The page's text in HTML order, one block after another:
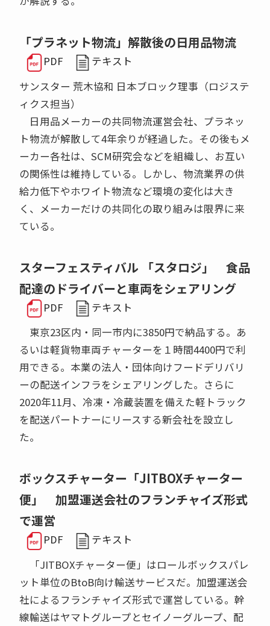
「プラネット物流」解散後の日用品物流
PDF
テキスト
サンスター 荒木協和 日本ブロック理事（ロジステ
ィクス担当）
日用品メーカーの共同物流運営会社、プラネッ
ト物流が解散して4年余りが経過した。その後もメ
ーカー各社は、SCM研究会などを組織し、お互い
の関係性は維持している。しかし、物流業界の供
給力低下やホワイト物流など環境の変化は大き
く、メーカーだけの共同化の取り組みは限界に来
ている。
スターフェスティバル 「スタロジ」 食品
配達のドライバーと車両をシェアリング
PDF
テキスト
東京23区内・同一市内に3850円で納品する。あ
るいは軽貨物車両チャーターを１時間4400円で利
用できる。本業の法人・団体向けフードデリバリ
ーの配送インフラをシェアリングした。さらに
2020年11月、冷凍・冷蔵装置を備えた軽トラック
を配送パートナーにリースする新会社を設立し
た。
ボックスチャーター「JITBOXチャーター
便」 加盟運送会社のフランチャイズ形式
で運営
PDF
テキスト
「JITBOXチャーター便」はロールボックスパレ
ット単位のBtoB向け輸送サービスだ。加盟運送会
社によるフランチャイズ形式で運営している。幹
線輸送はヤマトグループとセイノーグループ、配